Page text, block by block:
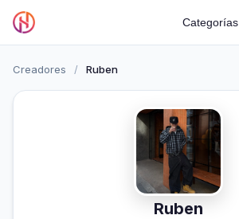
Categorías
Creadores / Ruben
Ruben